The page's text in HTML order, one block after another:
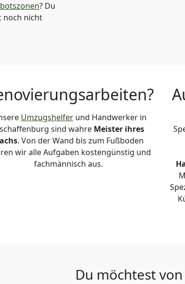
? Du
noch nicht
Umzugshelfer und Handwerker in
sind wahre Meister ihres
. Von der Wand bis zum Fußboden
wir alle Aufgaben kostengünstig und
fachmännisch aus.
Du möchtest